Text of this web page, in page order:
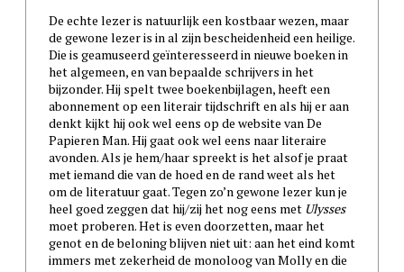
De echte lezer is natuurlijk een kostbaar wezen, maar
de gewone lezer is in al zijn bescheidenheid een heilige.
Die is geamuseerd geïnteresseerd in nieuwe boeken in
het algemeen, en van bepaalde schrijvers in het
bijzonder. Hij spelt twee boekenbijlagen, heeft een
abonnement op een literair tijdschrift en als hij er aan
denkt kijkt hij ook wel eens op de website van De
Papieren Man. Hij gaat ook wel eens naar literaire
avonden. Als je hem/haar spreekt is het alsof je praat
met iemand die van de hoed en de rand weet als het
om de literatuur gaat. Tegen zo’n gewone lezer kun je
heel goed zeggen dat hij/zij het nog eens met Ulysses
moet proberen. Het is even doorzetten, maar het
genot en de beloning blijven niet uit: aan het eind komt
immers met zekerheid de monoloog van Molly en die